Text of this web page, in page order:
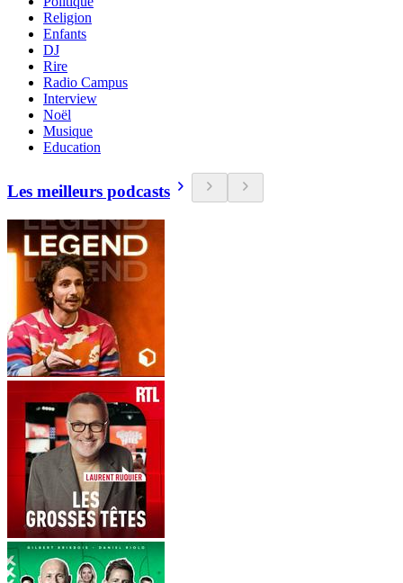
Religion
Enfants
DJ
Rire
Radio Campus
Interview
Noël
Musique
Education
Les meilleurs podcasts